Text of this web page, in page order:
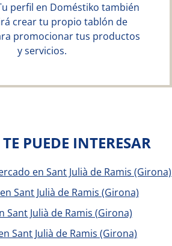
perfil en Doméstiko también
crear tu propio tablón de
promocionar tus productos
y servicios.
PUEDE INTERESAR
en Sant Julià de Ramis (Girona)
Sant Julià de Ramis (Girona)
Sant Julià de Ramis (Girona)
Sant Julià de Ramis (Girona)